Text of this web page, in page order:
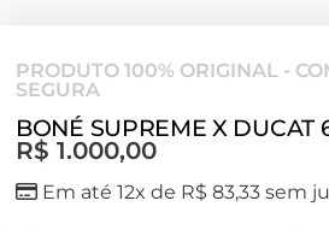
PRODUTO 100% ORIGINAL -
SEGURA
BONÉ SUPREME X DUCAT
R$ 1.000,00
Em até 12x de R$ 83,33 sem